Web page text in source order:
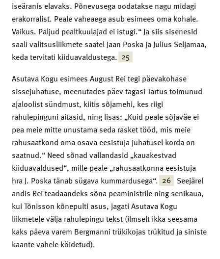
iseäranis elavaks. Põnevusega oodatakse nagu midagi
erakorralist. Peale vaheaega asub esimees oma kohale.
Vaikus. Paljud pealtkuulajad ei istugi.“ Ja siis sisenesid
saali valitsusliikmete saatel Jaan Poska ja Julius Seljamaa,
keda tervitati kiiduavaldustega. 25
Asutava Kogu esimees August Rei tegi päevakohase
sissejuhatuse, meenutades päev tagasi Tartus toimunud
ajaloolist sündmust, kiitis sõjamehi, kes riigi
rahulepinguni aitasid, ning lisas: „Kuid peale sõjaväe ei
pea meie mitte unustama seda rasket tööd, mis meie
rahusaatkond oma osava eesistuja juhatusel korda on
saatnud.“ Need sõnad vallandasid „kauakestvad
kiiduavaldused“, mille peale „rahusaatkonna eesistuja
hra J. Poska tänab sügava kummardusega“. 26 Seejärel
andis Rei teadaandeks sõna peaministrile ning senikaua,
kui Tõnisson kõnepulti asus, jagati Asutava Kogu
liikmetele välja rahulepingu tekst (ilmselt ikka seesama
kaks päeva varem Bergmanni trükikojas trükitud ja siniste
kaante vahele köidetud).